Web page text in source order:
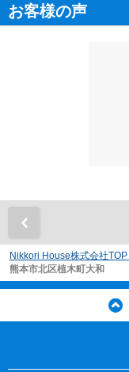
お客様の声
Nikkori House株式会社TOP
熊本市北区植木町大和